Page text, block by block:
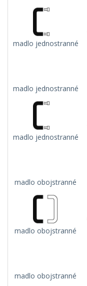
madlo jednostranné
madlo jednostranné
madlo jednostranné
madlo obojstranné
madlo obojstranné
madlo obojstranné